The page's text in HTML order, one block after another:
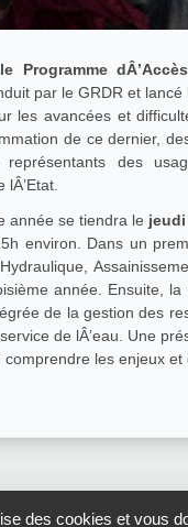
des cookies et vous
le Programme
par le GRDR et
les avancées et
de ce dernier,
représentants des
année se tiendra le
environ. Dans un
année. Ensuite,
de la gestion des
de lÂ’eau. Une
comprendre les enjeux